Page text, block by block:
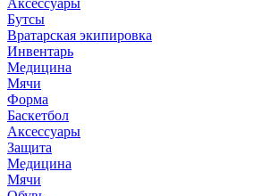
Аксессуары
Бутсы
Вратарская экипировка
Инвентарь
Медицина
Мячи
Форма
Баскетбол
Аксессуары
Защита
Медицина
Мячи